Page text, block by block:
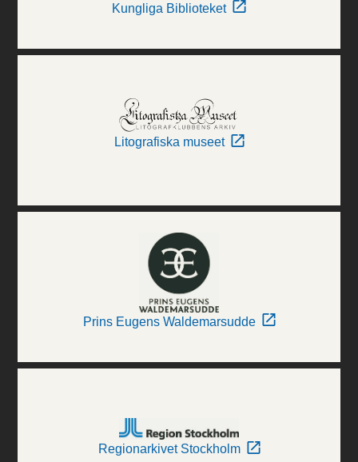
Kungliga Biblioteket
Litografiska museet
Prins Eugens Waldemarsudde
Regionarkivet Stockholm